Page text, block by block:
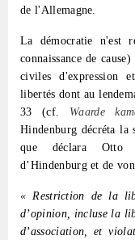
de l'Allemagne.
La démocratie n'est
connaissance de
civiles d'expression
libertés dont au
33 (cf. Waarde
Hindenburg décréta la
que déclara Otto
d’Hindenburg et de
« Restriction de la
d’opinion, incluse la
d’association, et